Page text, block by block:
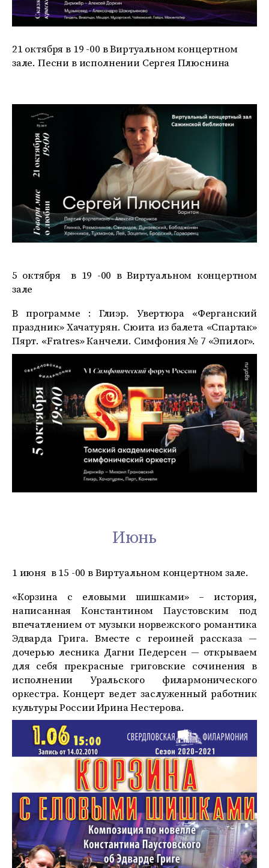
21 октября в 19 -00 в Виртуальном концертном
зале. Песни в исполнении Сергея Плюснина
5 октября в 19 -00 в Виртуальном концертном
зале
В программе : Глиэр. Увертюра «Ферганский
праздник» Хачатурян. Сюита из балета «Спартак»
Пярт. «Fratres» Канчели. Симфония № 7 «Эпилог».
Июнь
1 июня в 15 -00 в Виртуальном концертном зале.
«Корзина с еловыми шишками» – история,
написанная Константином Паустовским под
впечатлением от музыки норвежского романтика
Эдварда Грига. Вместе с героиней рассказа —
дочерью лесника Дагни Педерсен — открываем
для себя прекрасные григовские сочинения в
исполнении Уральского филармонического
оркестра. Концерт ведет заслуженный работник
культуры России Ирина Нестерова.